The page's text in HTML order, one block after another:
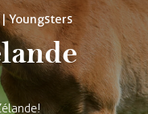
Youngsters